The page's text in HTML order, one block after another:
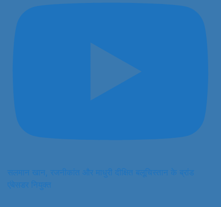
सलमान खान, रजनीकांत और माधुरी दीक्षित बलूचिस्तान के ब्रांड
एंबेसडर नियुक्त